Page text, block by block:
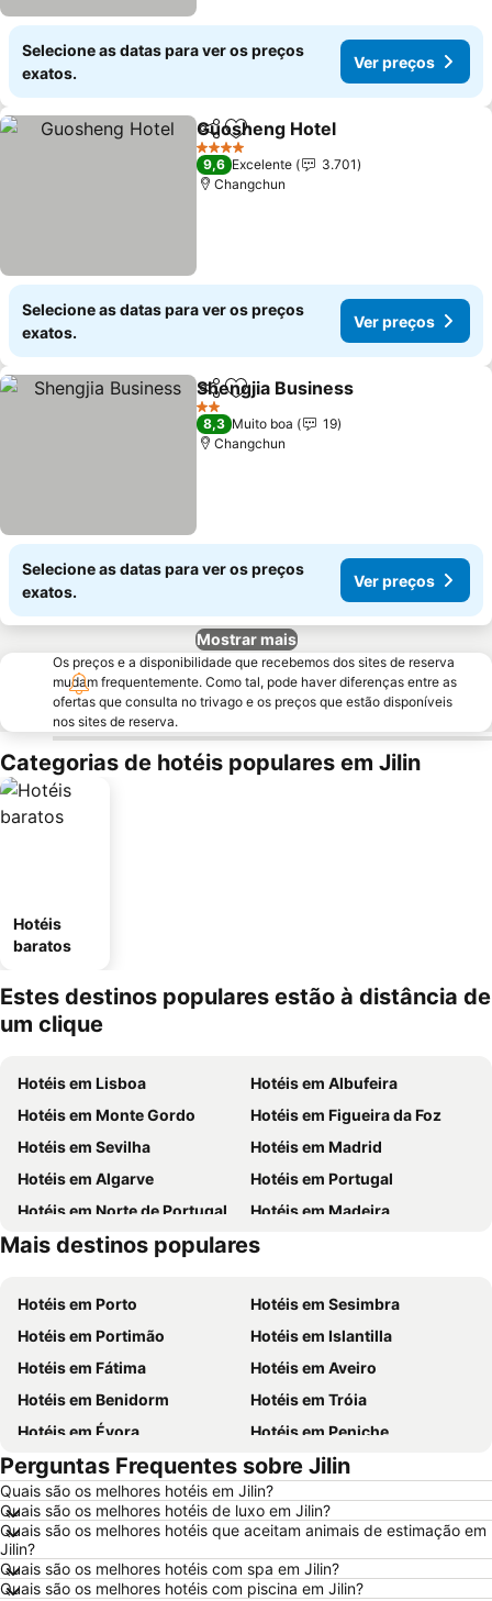
Selecione as datas para ver os preços
exatos.
Ver preços
PartilharAdicionar aos favoritos
Guosheng Hotel
4 Estrelas
9,6 Excelente
3.701
Changchun
Selecione as datas para ver os preços
exatos.
Ver preços
PartilharAdicionar aos favoritos
Shengjia Business
2 Estrelas
8,3 Muito boa
19
Changchun
Selecione as datas para ver os preços
exatos.
Ver preços
Mostrar mais
Os preços e a disponibilidade que recebemos dos sites de reserva
mudam frequentemente. Como tal, pode haver diferenças entre as
ofertas que consulta no trivago e os preços que estão disponíveis
nos sites de reserva.
Categorias de hotéis populares em Jilin
Hotéis
baratos
Estes destinos populares estão à distância de
um clique
Hotéis em Lisboa
Hotéis em Albufeira
Hotéis em Monte Gordo
Hotéis em Figueira da Foz
Hotéis em Sevilha
Hotéis em Madrid
Hotéis em Algarve
Hotéis em Portugal
Hotéis em Norte de Portugal
Hotéis em Madeira
Hotéis em Málaga
Hotéis em Minorca
Mais destinos populares
Hotéis em Porto
Hotéis em Sesimbra
Hotéis em Portimão
Hotéis em Islantilla
Hotéis em Fátima
Hotéis em Aveiro
Hotéis em Benidorm
Hotéis em Tróia
Hotéis em Évora
Hotéis em Peniche
Hotéis em Porto Santo
Hotéis em Barcelona
Hotéis em Sangenjo
Hotéis em Nazaré
Hotéis em Vigo
Hotéis em Vila Nova de Milfontes
Hotéis em Isla Canela
Hotéis em Roma
Hotéis em Vilamoura
Hotéis em Alentejo
Perguntas Frequentes sobre Jilin
Quais são os melhores hotéis em Jilin?
Quais são os melhores hotéis de luxo em Jilin?
Quais são os melhores hotéis que aceitam animais de estimação em
Jilin?
Quais são os melhores hotéis com spa em Jilin?
Quais são os melhores hotéis com piscina em Jilin?